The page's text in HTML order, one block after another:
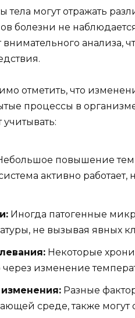
тела могут отражать
болезни не
внимательного
отметить, что
процессы в
учитывать:
повышение
активно
Иногда патогенные
не вызывая явных
Некоторые
через изменение
Разные
среде, также могут